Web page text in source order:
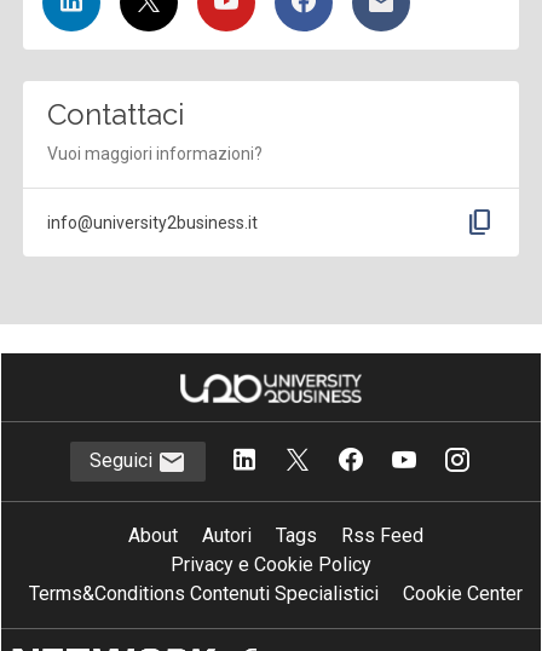
Contattaci
Vuoi maggiori informazioni?
info@university2business.it content_copy
Seguici
About Autori Tags
Rss Feed
Privacy e Cookie Policy
Terms&Conditions Contenuti Specialistici
Cookie Center